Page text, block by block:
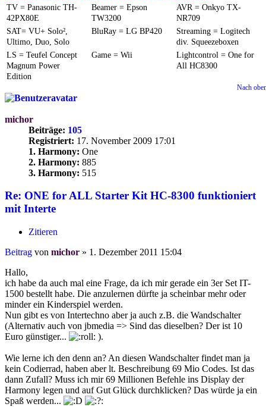
TV = Panasonic TH-
42PX80E
Beamer = Epson
TW3200
AVR = Onkyo TX-
NR709
SAT= VU+ Solo²,
Ultimo, Duo, Solo
BluRay = LG BP420
Streaming = Logitech
div. Squeezeboxen
LS = Teufel Concept
Magnum Power
Edition
Game = Wii
Lightcontrol = One for
All HC8300
Nach
michor
Beiträge: 105
Registriert: 17. November 2009 17:01
1. Harmony: One
2. Harmony: 885
3. Harmony: 515
Re: ONE for ALL Starter Kit HC-8300 funktioniert
mit Interte
Zitieren
Beitrag von michor » 1. Dezember 2011 15:04
Hallo,
ich habe da auch mal eine Frage, da ich mir gerade ein 3er Set IT-
1500 bestellt habe. Die anzulernen dürfte ja scheinbar mehr oder
minder ein Kinderspiel werden.
Nun gibt es von Intertechno aber ja auch z.B. die Wandschalter
(Alternativ auch von jbmedia => Sind das dieselben? Der ist 10
Euro günstiger...
).
Wie lerne ich den denn an? An diesen Wandschalter findet man ja
kein Codierrad, haben aber lt. Beschreibung 69 Mio Codes. Ist das
dann Zufall? Muss ich mir 69 Millionen Befehle ins Display der
Harmony legen und auf Gut Glück durchklicken? Das würde ja ein
Spaß werden...